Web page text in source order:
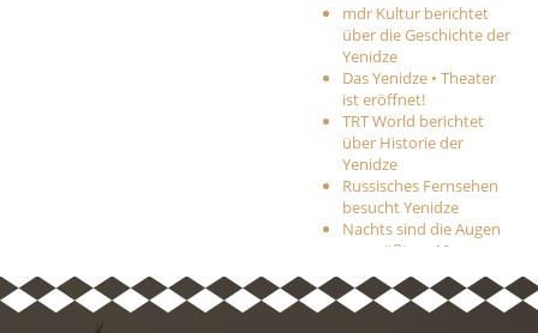
mdr Kultur berichtet
über die Geschichte der
Yenidze
Das Yenidze • Theater
ist eröffnet!
TRT World berichtet
über Historie der
Yenidze
Russisches Fernsehen
besucht Yenidze
Nachts sind die Augen
am größten: 19.
Yenidze unter Top-Ten
Sehenswürdigkeiten